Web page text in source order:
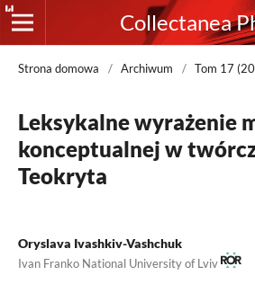
Collectanea
Strona domowa / Archiwum / Tom 17
Leksykalne wyrażenie
konceptualnej w
Teokryta
Oryslava Ivashkiv-Vashchuk
Ivan Franko National University of Lviv